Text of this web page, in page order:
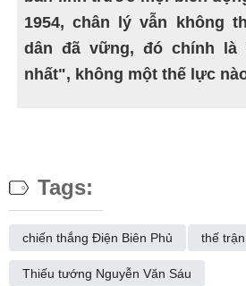
1954, chân lý vẫn không
dân đã vững, đó chính là
nhất", không một thế lực
Tags:
chiến thắng Điện Biên Phủ thế
Thiếu tướng Nguyễn Văn Sáu